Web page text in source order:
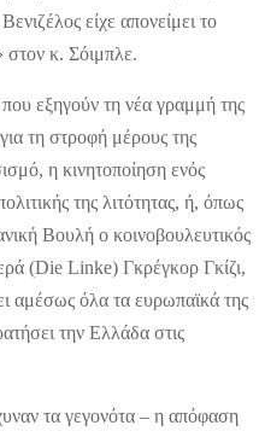
είχε απονείμει το
στον κ. Σόιμπλε.
εξηγούν τη νέα γραμμή της
τη στροφή μέρους της
η κινητοποίηση ενός
της λιτότητας, ή, όπως
Βουλή ο κοινοβουλευτικός
(Die Linke) Γκρέγκορ Γκίζι,
αμέσως όλα τα ευρωπαϊκά της
την Ελλάδα στις
τα γεγονότα – η απόφαση